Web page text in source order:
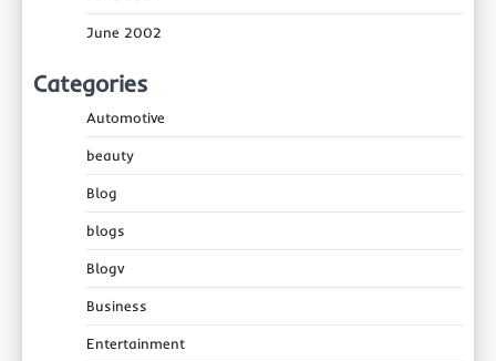
June 2002
Categories
Automotive
beauty
Blog
blogs
Blogv
Business
Entertainment